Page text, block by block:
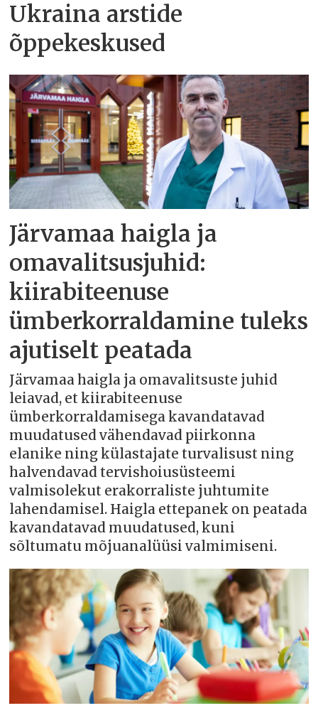
Ukraina arstide
õppekeskused
Järvamaa haigla ja
omavalitsusjuhid:
kiirabiteenuse
ümberkorraldamine tuleks
ajutiselt peatada
Järvamaa haigla ja omavalitsuste juhid
leiavad, et kiirabiteenuse
ümberkorraldamisega kavandatavad
muudatused vähendavad piirkonna
elanike ning külastajate turvalisust ning
halvendavad tervishoiusüsteemi
valmisolekut erakorraliste juhtumite
lahendamisel. Haigla ettepanek on peatada
kavandatavad muudatused, kuni
sõltumatu mõjuanalüüsi valmimiseni.